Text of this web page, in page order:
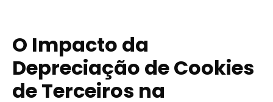
O Impacto da
Depreciação de Cookies
de Terceiros na